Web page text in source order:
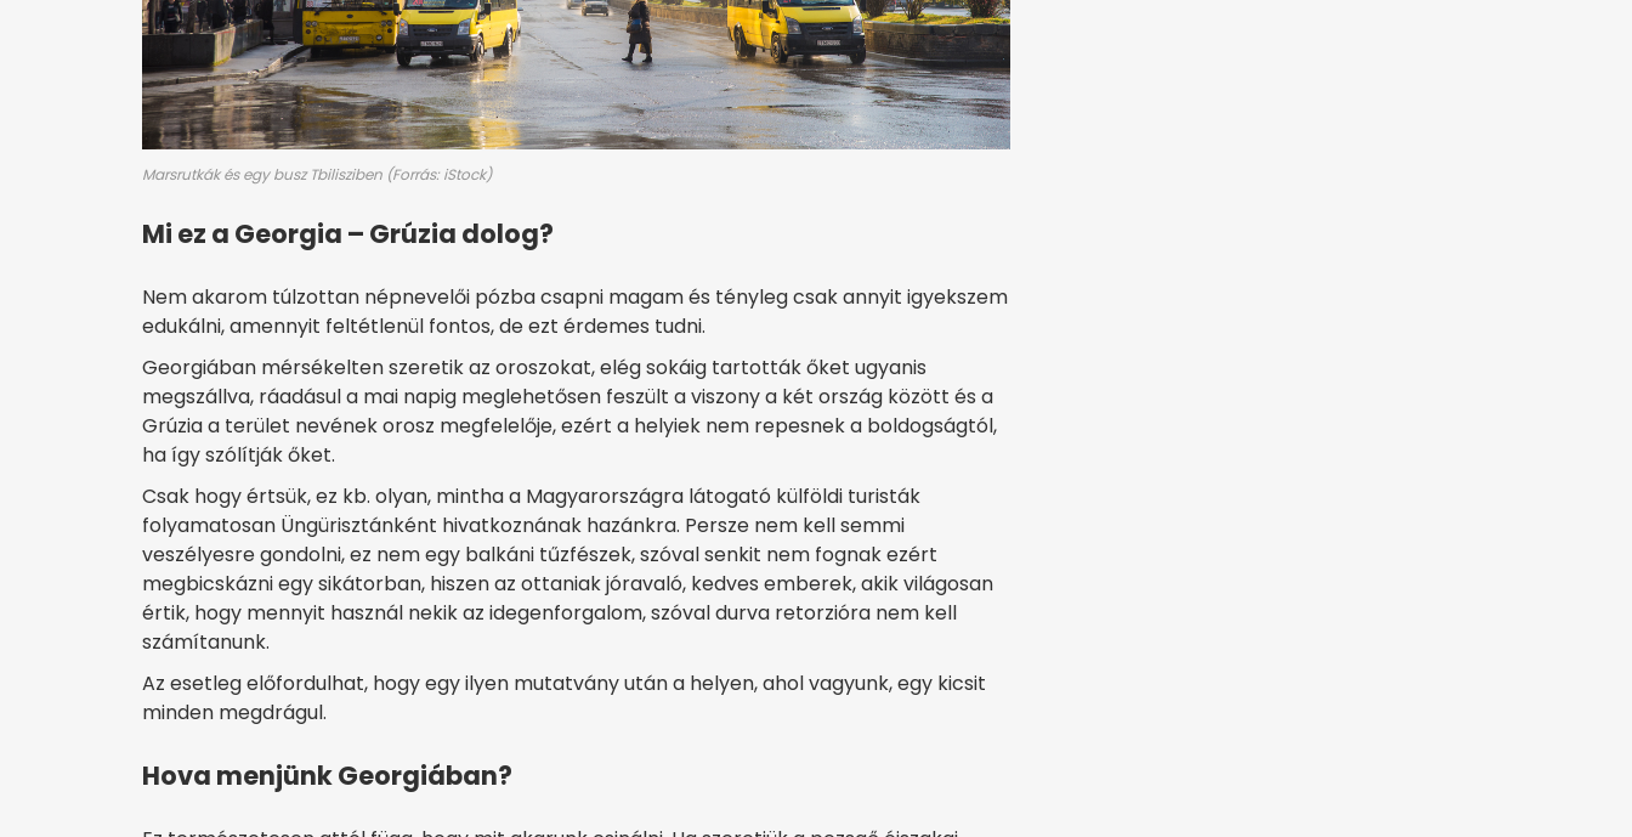
Marsrutkák és egy busz Tbilisziben (Forrás: iStock)
Mi ez a Georgia – Grúzia dolog?
Nem akarom túlzottan népnevelői pózba csapni magam és tényleg csak annyit igyekszem
edukálni, amennyit feltétlenül fontos, de ezt érdemes tudni.
Georgiában mérsékelten szeretik az oroszokat, elég sokáig tartották őket ugyanis
megszállva, ráadásul a mai napig meglehetősen feszült a viszony a két ország között és a
Grúzia a terület nevének orosz megfelelője, ezért a helyiek nem repesnek a boldogságtól,
ha így szólítják őket.
Csak hogy értsük, ez kb. olyan, mintha a Magyarországra látogató külföldi turisták
folyamatosan Üngürisztánként hivatkoznának hazánkra. Persze nem kell semmi
veszélyesre gondolni, ez nem egy balkáni tűzfészek, szóval senkit nem fognak ezért
megbicskázni egy sikátorban, hiszen az ottaniak jóravaló, kedves emberek, akik világosan
értik, hogy mennyit használ nekik az idegenforgalom, szóval durva retorzióra nem kell
számítanunk.
Az esetleg előfordulhat, hogy egy ilyen mutatvány után a helyen, ahol vagyunk, egy kicsit
minden megdrágul.
Hova menjünk Georgiában?